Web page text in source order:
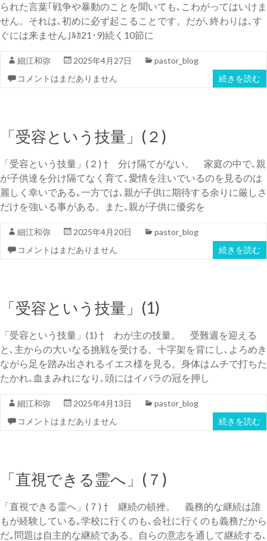
られた言葉｢戦争や暴動のことを聞いても､こわがってはいけま
せん。それは､初めに必ず起こることです。だが､終わりは､す
ぐには来ません｣ﾙｶ21･9)続く10節に
細江和弥 2025年4月27日
pastor_blog
コメントはまだありません
続きを読む
「受容という技量」(２)
「受容という技量」(２) † 分け隔てがない。 家庭の中で､親
が子供達を分け隔てなく育て､愛情を注いでいるのを見るのは
麗しく幸いである｡一方では､親が子供に期待する余りに厳しさ
だけを強いる事がある。また､親が子供に優劣を
細江和弥 2025年4月20日
pastor_blog
コメントはまだありません
続きを読む
「受容という技量」(1)
「受容という技量」(1) † わが主の技量。 受難週を迎える
と､主からの大いなる挑戦を受ける。十字架を背にし､よろめき
ながら足を踏み出されるイエス様を見る。身体はムチで打ちた
たかれ､血まみれになり､頭にはイバラの冠を押し
細江和弥 2025年4月13日
pastor_blog
コメントはまだありません
続きを読む
「直視できる霊へ」(７)
「直視できる霊へ」(７) † 継続の頓挫。 義務的な継続は誰
もが経験している｡学校に行くのも､会社に行くのも義務だから
だ｡問題は自主的な継続である。自らの意志を通して継続する､